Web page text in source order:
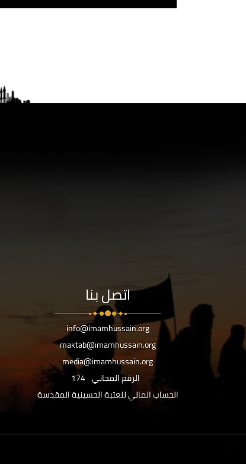
اتصل بنا
info@imamhussain.org
maktab@imamhussain.org
media@imamhussain.org
الرقم المجاني 174
الحساب المالي للعتبة الحسينية المقدسة